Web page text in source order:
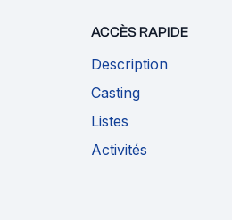
ACCÈS RAPIDE
Description
Casting
Listes
Activités